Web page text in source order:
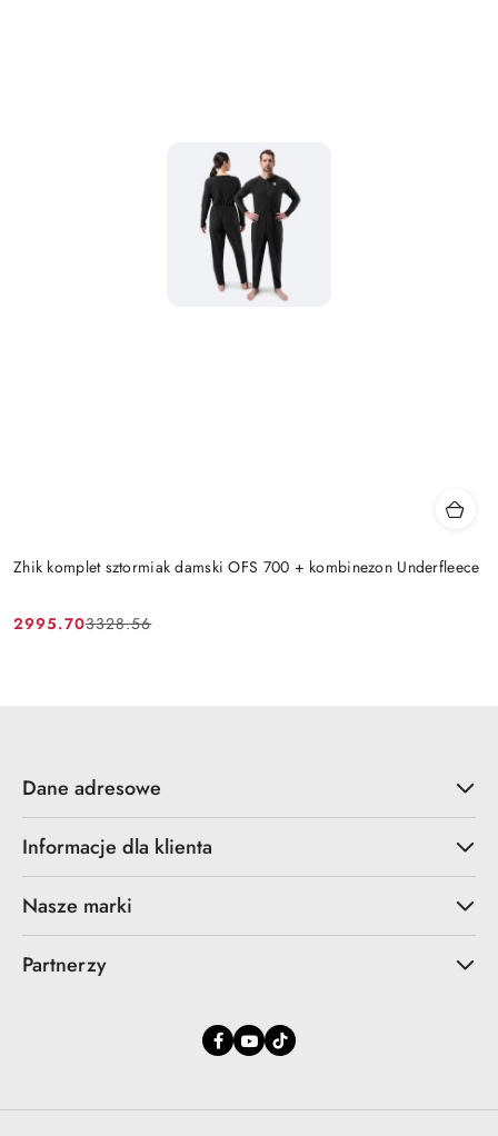
Zhik komplet sztormiak damski OFS 700 + kombinezon Underfleece
Cena
2995.70
Cena
3328.56
Dane adresowe
Informacje dla klienta
Nasze marki
Partnerzy